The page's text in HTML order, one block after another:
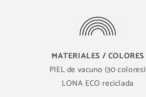
MATERIALES / COLORES
PIEL de vacuno (30 colores)
LONA ECO reciclada